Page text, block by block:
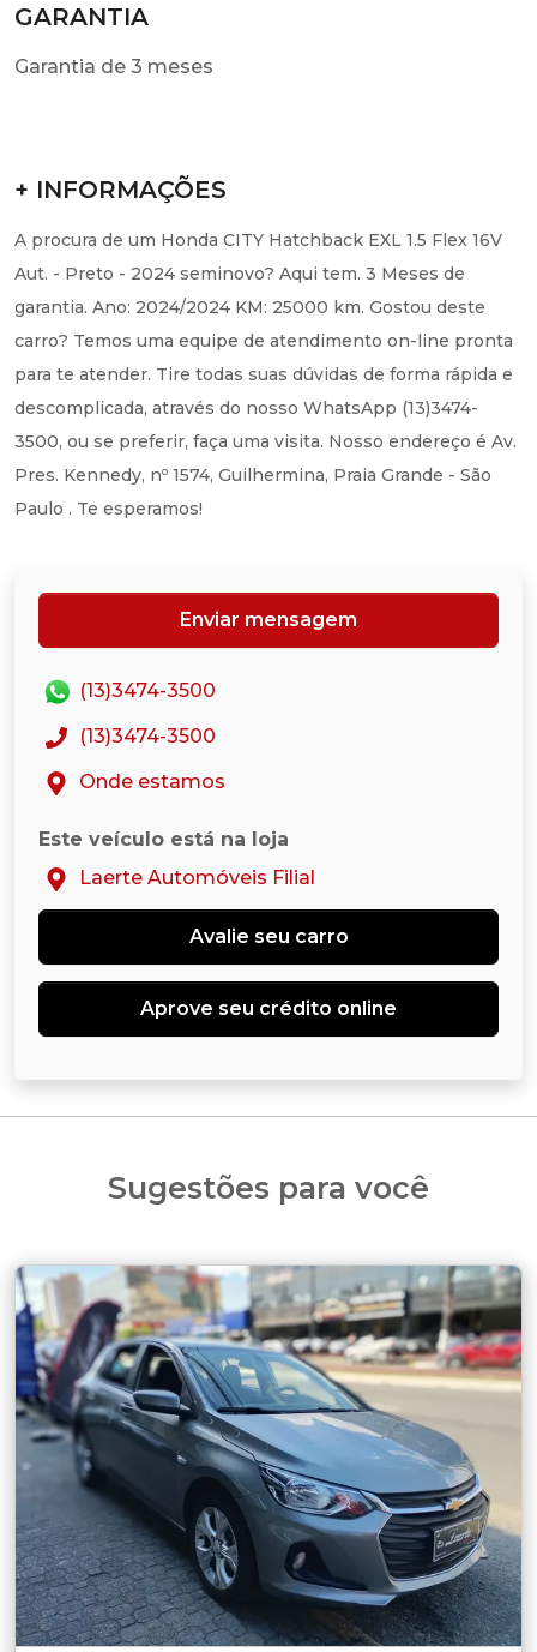
GARANTIA
Garantia de 3 meses
+ INFORMAÇÕES
A procura de um Honda CITY Hatchback EXL 1.5 Flex 16V
Aut. - Preto - 2024 seminovo? Aqui tem. 3 Meses de
garantia. Ano: 2024/2024 KM: 25000 km. Gostou deste
carro? Temos uma equipe de atendimento on-line pronta
para te atender. Tire todas suas dúvidas de forma rápida e
descomplicada, através do nosso WhatsApp (13)3474-
3500, ou se preferir, faça uma visita. Nosso endereço é Av.
Pres. Kennedy, nº 1574, Guilhermina, Praia Grande - São
Paulo . Te esperamos!
Enviar mensagem
(13)3474-3500
(13)3474-3500
Onde estamos
Este veículo está na loja
Laerte Automóveis Filial
Avalie seu carro
Aprove seu crédito online
Sugestões para você